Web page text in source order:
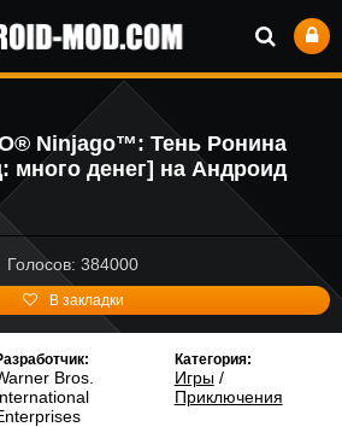
Ninjago™: Тень Ронина
много денег] на Андроид
Голосов: 384000
В закладки
Bros.
Категория:
Игры/
Приключения